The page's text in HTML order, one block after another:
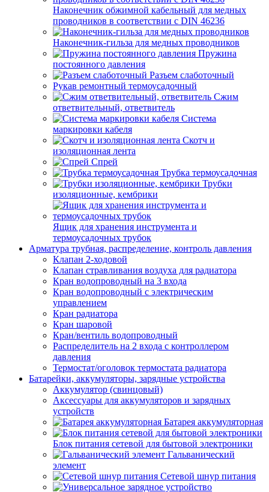
Наконечник обжимной кабельный для медных
проводников в соответствии с DIN 46236
Наконечник-гильза для медных проводников
Пружина
постоянного давления
Разъем слаботочный
Рукав ремонтный термоусадочный
Сжим
ответвительный, ответвитель
Система
маркировки кабеля
Скотч и
изоляционная лента
Спрей
Трубка термоусадочная
Трубки
изоляционные, кембрики
Ящик для хранения инструмента и
термоусадочных трубок
Арматура трубная, распределение, контроль давления
Клапан 2-ходовой
Клапан стравливания воздуха для радиатора
Кран водопроводный на 3 входа
Кран водопроводный с электрическим
управлением
Кран радиатора
Кран шаровой
Кран/вентиль водопроводный
Распределитель на 2 входа с контроллером
давления
Термостат/оголовок термостата радиатора
Батарейки, аккумуляторы, зарядные устройства
Аккумулятор (свинцовый)
Аксессуары для аккумуляторов и зарядных
устройств
Батарея аккумуляторная
Блок питания сетевой для бытовой электроники
Гальванический
элемент
Сетевой шнур питания